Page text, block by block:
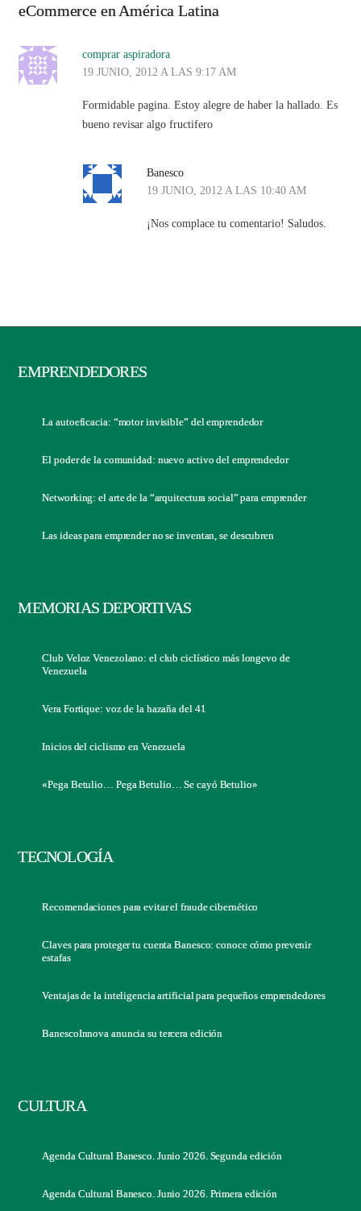
eCommerce en América Latina
comprar aspiradora
19 JUNIO, 2012 A LAS 9:17 AM
Formidable pagina. Estoy alegre de haber la hallado. Es
bueno revisar algo fructifero
Banesco
19 JUNIO, 2012 A LAS 10:40 AM
¡Nos complace tu comentario! Saludos.
EMPRENDEDORES
La autoeficacia: “motor invisible” del emprendedor
El poder de la comunidad: nuevo activo del emprendedor
Networking: el arte de la “arquitectura social” para emprender
Las ideas para emprender no se inventan, se descubren
MEMORIAS DEPORTIVAS
Club Veloz Venezolano: el club ciclístico más longevo de
Venezuela
Vera Fortique: voz de la hazaña del 41
Inicios del ciclismo en Venezuela
«Pega Betulio… Pega Betulio… Se cayó Betulio»
TECNOLOGÍA
Recomendaciones para evitar el fraude cibernético
Claves para proteger tu cuenta Banesco: conoce cómo prevenir
estafas
Ventajas de la inteligencia artificial para pequeños emprendedores
BanescoInnova anuncia su tercera edición
CULTURA
Agenda Cultural Banesco. Junio 2026. Segunda edición
Agenda Cultural Banesco. Junio 2026. Primera edición